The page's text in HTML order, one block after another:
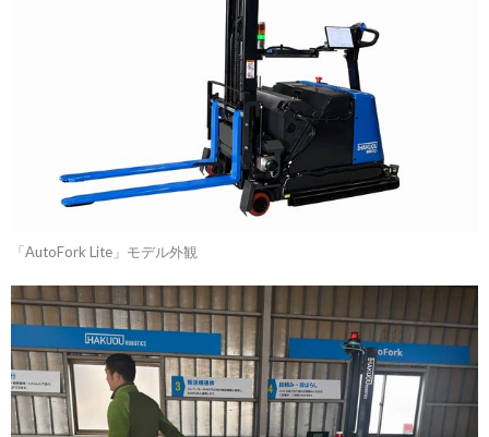
「AutoFork Lite」モデル外観